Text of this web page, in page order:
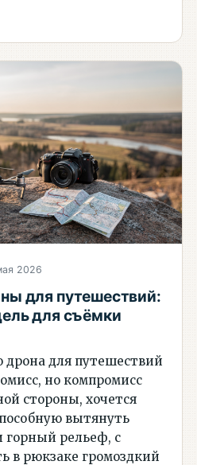
2026
для путешествий:
для съёмки
дрона для путешествий
но компромисс
стороны, хочется
вытянуть
горный рельеф, с
в рюкзаке громоздкий